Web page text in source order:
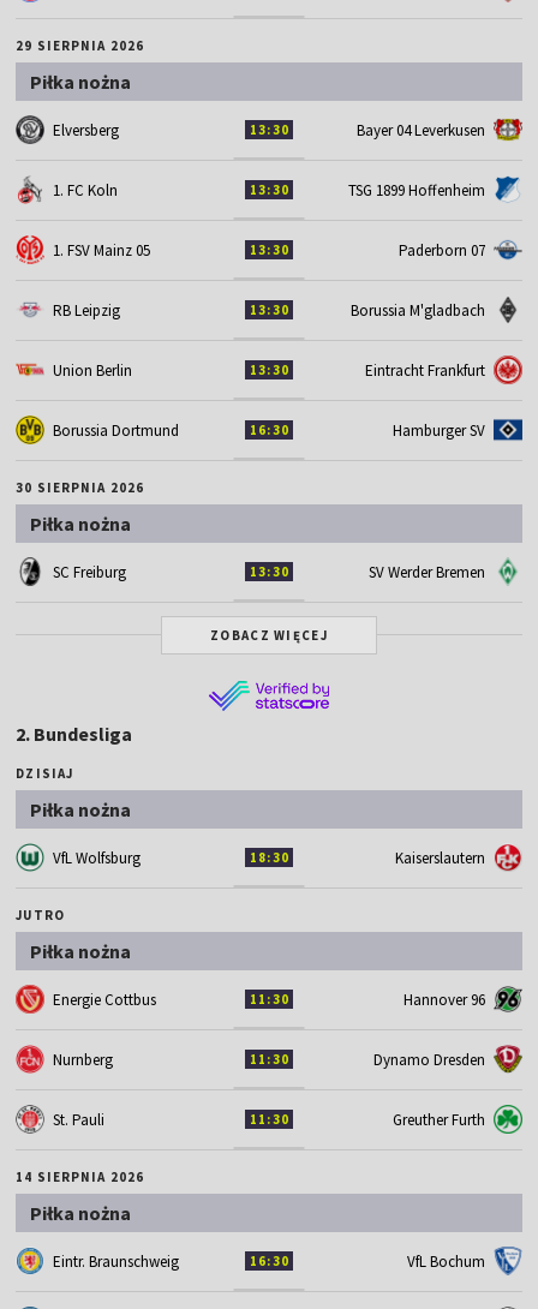
29 SIERPNIA 2026
Piłka nożna
Elversberg 13:30 Bayer 04 Leverkusen
1. FC Koln 13:30 TSG 1899 Hoffenheim
1. FSV Mainz 05 13:30 Paderborn 07
RB Leipzig 13:30 Borussia M'gladbach
Union Berlin 13:30 Eintracht Frankfurt
Borussia Dortmund 16:30 Hamburger SV
30 SIERPNIA 2026
Piłka nożna
SC Freiburg 13:30 SV Werder Bremen
ZOBACZ WIĘCEJ
2. Bundesliga
DZISIAJ
Piłka nożna
VfL Wolfsburg 18:30 Kaiserslautern
JUTRO
Piłka nożna
Energie Cottbus 11:30 Hannover 96
Nurnberg 11:30 Dynamo Dresden
St. Pauli 11:30 Greuther Furth
14 SIERPNIA 2026
Piłka nożna
Eintr. Braunschweig 16:30 VfL Bochum